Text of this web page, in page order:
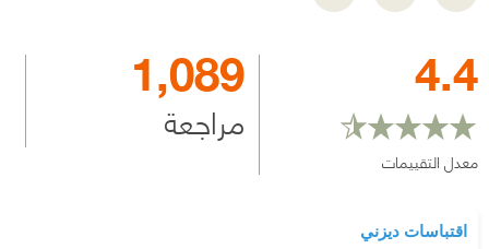
4.4
معدل التقييمات
1,089
مراجعة
اقتباسات ديزني